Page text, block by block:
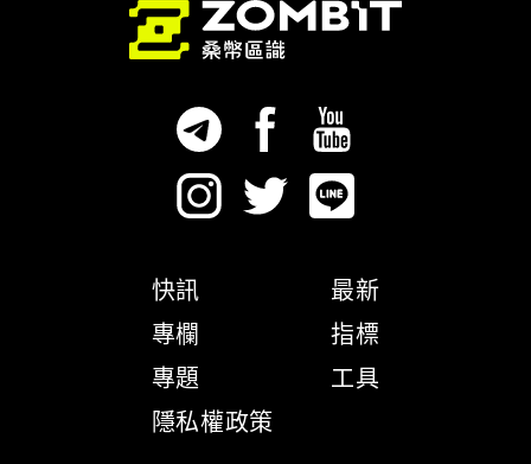
快訊
專欄
專題
隱私權政策
最新
指標
工具